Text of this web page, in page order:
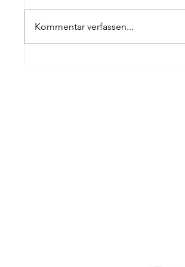
Königsschießen 2026
Kommentar verfassen...